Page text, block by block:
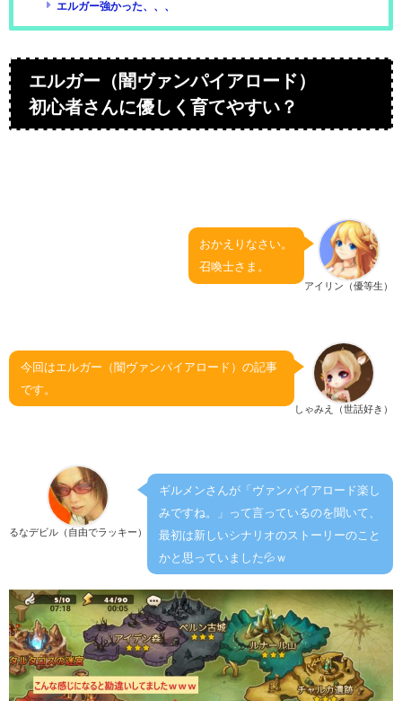
エルガー強かった、、、
エルガー（闇ヴァンパイアロード）
初心者さんに優しく育てやすい？
アイリン（優等生）
おかえりなさい。
召喚士さま。
しゃみえ（世話好き）
今回はエルガー（闇ヴァンパイアロード）の記事
です。
るなデビル（自由でラッキー）
ギルメンさんが「ヴァンパイアロード楽し
みですね。」って言っているのを聞いて、
最初は新しいシナリオのストーリーのこと
かと思っていました💦ｗ